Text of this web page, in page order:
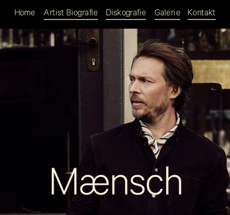
Home Artist Biografie Diskografie Kontakt
Galerie